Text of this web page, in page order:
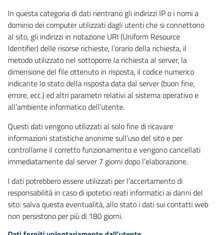
In questa categoria di dati rientrano gli indirizzi IP o i nomi a
dominio dei computer utilizzati dagli utenti che si connettono
al sito, gli indirizzi in notazione URI (Uniform Resource
Identifier) delle risorse richieste, l’orario della richiesta, il
metodo utilizzato nel sottoporre la richiesta al server, la
dimensione del file ottenuto in risposta, il codice numerico
indicante lo stato della risposta data dal server (buon fine,
errore, ecc.) ed altri parametri relativi al sistema operativo e
all’ambiente informatico dell’utente.
Questi dati vengono utilizzati al solo fine di ricavare
informazioni statistiche anonime sull’uso del sito e per
controllarne il corretto funzionamento e vengono cancellati
immediatamente dal server 7 giorni dopo l’elaborazione.
I dati potrebbero essere utilizzati per l’accertamento di
responsabilità in caso di ipotetici reati informatici ai danni del
sito: salva questa eventualità, allo stato i dati sui contatti web
non persistono per più di 180 giorni.